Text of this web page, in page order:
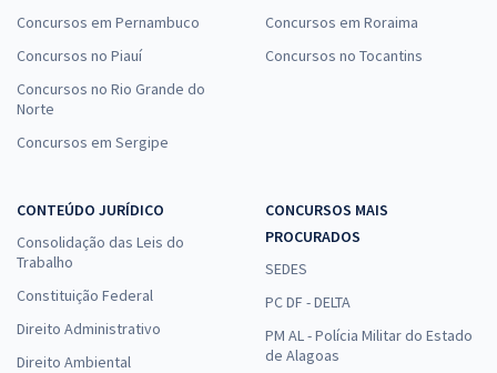
Concursos em Pernambuco
Concursos no Piauí
Concursos no Rio Grande do
Norte
Concursos em Sergipe
Concursos em Roraima
Concursos no Tocantins
CONTEÚDO JURÍDICO
Consolidação das Leis do
Trabalho
Constituição Federal
Direito Administrativo
Direito Ambiental
CONCURSOS MAIS
PROCURADOS
SEDES
PC DF - DELTA
PM AL - Polícia Militar do Estado
de Alagoas